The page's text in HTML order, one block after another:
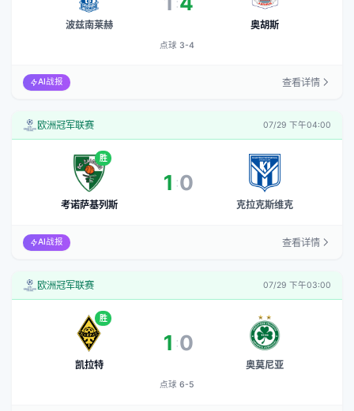
波兹南莱赫
点球 3-4
奥胡斯
点球 3-4
AI战报 查看详情
欧洲冠军联赛 07/29 下午04:00
胜
考诺萨基列斯
1 :0
克拉克斯维克
AI战报 查看详情
欧洲冠军联赛 07/29 下午03:00
胜
凯拉特
1 :0
点球 6-5
奥莫尼亚
点球 6-5